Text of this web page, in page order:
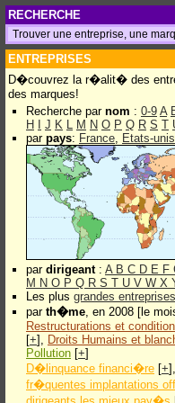
RECHERCHE
ENTREPRISES
D�couvrez la r�alit� des
des marques!
Recherche par nom : 0-9 A
H
J K L M N O P Q R S T
par pays: France, Etats-unis
par dirigeant: A B C D E F
M N O P Q R S T U V W X
Les plus grandes
par th�me, en 2008 [le
Restructurations et
[+], Droits Humains et
Pollution [+]
D�linquance financi�re [+],
fr�quentes implantations